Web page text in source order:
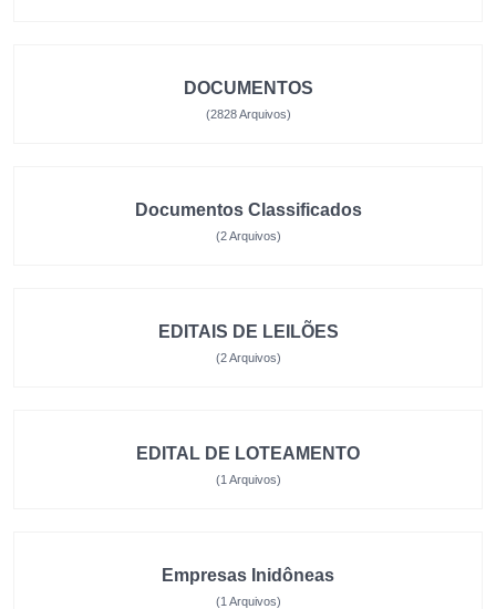
DOCUMENTOS
(2828 Arquivos)
Documentos Classificados
(2 Arquivos)
EDITAIS DE LEILÕES
(2 Arquivos)
EDITAL DE LOTEAMENTO
(1 Arquivos)
Empresas Inidôneas
(1 Arquivos)